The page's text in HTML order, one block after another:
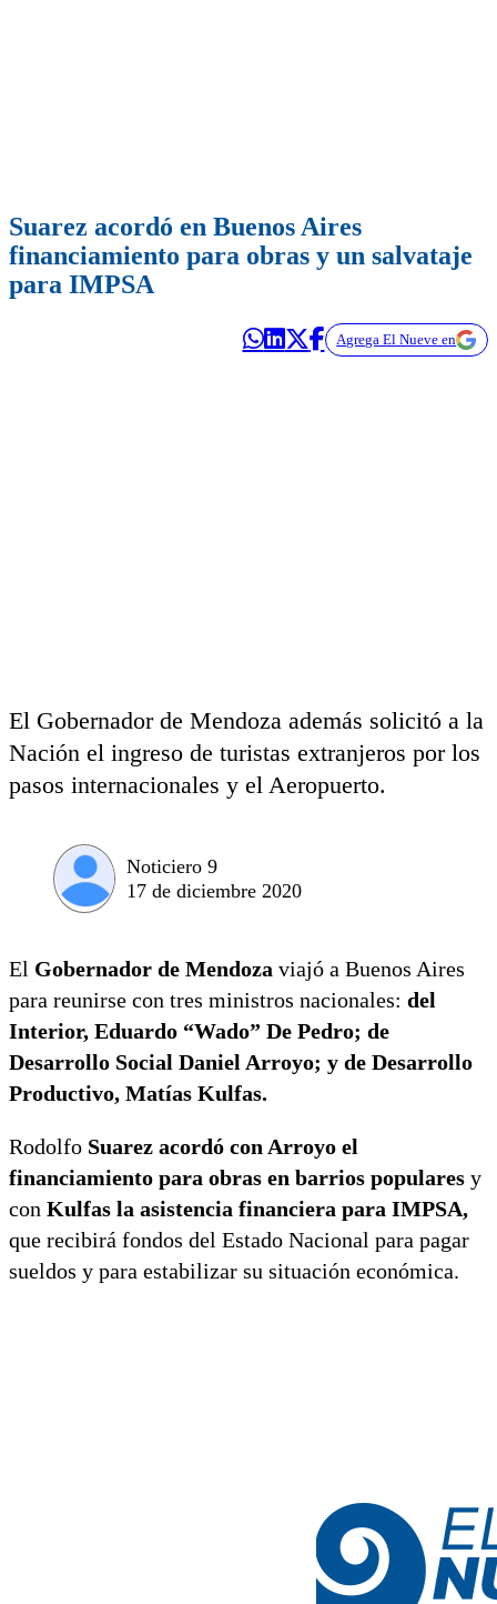
Suarez acordó en Buenos Aires
financiamiento para obras y un salvataje
para IMPSA
Agrega El Nueve en
El Gobernador de Mendoza además solicitó a la
Nación el ingreso de turistas extranjeros por los
pasos internacionales y el Aeropuerto.
Noticiero 9
17 de diciembre 2020
El Gobernador de Mendoza viajó a Buenos Aires
para reunirse con tres ministros nacionales: del
Interior, Eduardo “Wado” De Pedro; de
Desarrollo Social Daniel Arroyo; y de Desarrollo
Productivo, Matías Kulfas.
Rodolfo Suarez acordó con Arroyo el
financiamiento para obras en barrios populares y
con Kulfas la asistencia financiera para IMPSA,
que recibirá fondos del Estado Nacional para pagar
sueldos y para estabilizar su situación económica.